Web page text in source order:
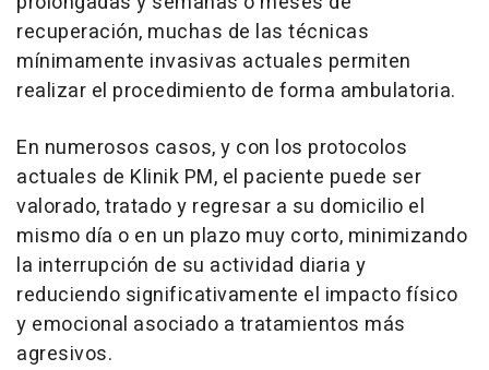
recuperación, muchas de las técnicas
mínimamente invasivas actuales permiten
realizar el procedimiento de forma ambulatoria.
En numerosos casos, y con los protocolos
actuales de Klinik PM, el paciente puede ser
valorado, tratado y regresar a su domicilio el
mismo día o en un plazo muy corto, minimizando
la interrupción de su actividad diaria y
reduciendo significativamente el impacto físico
y emocional asociado a tratamientos más
agresivos.